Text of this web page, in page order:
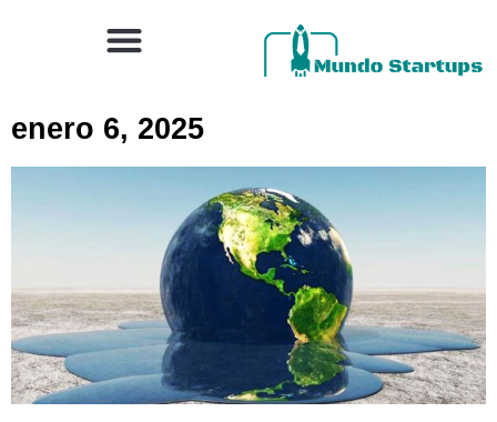
enero 6, 2025